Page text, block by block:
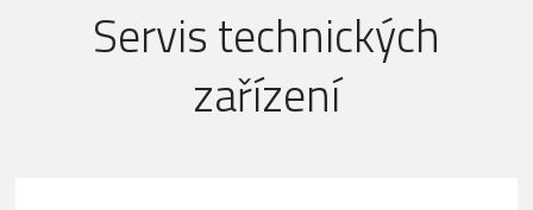
Servis technických
zařízení